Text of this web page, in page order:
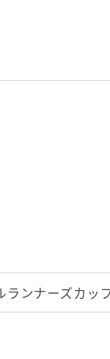
ランナーズカ